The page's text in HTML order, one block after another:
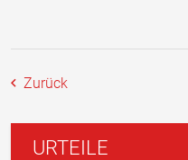
Zurück
URTEILE